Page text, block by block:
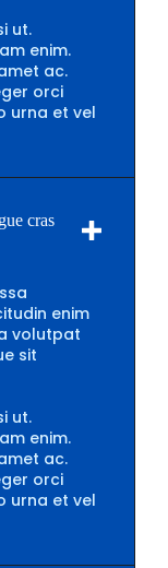
ut.
enim.
ac.
orci
urna et vel
cras
enim
volutpat
sit
ut.
enim.
ac.
orci
urna et vel